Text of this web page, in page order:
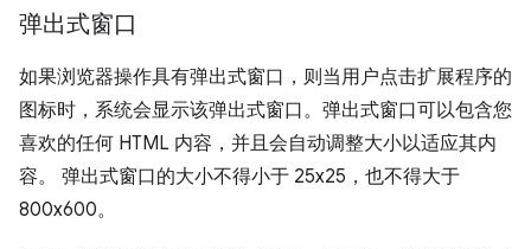
弹出式窗口
如果浏览器操作具有弹出式窗口，则当用户点击扩展程序的
图标时，系统会显示该弹出式窗口。弹出式窗口可以包含您
喜欢的任何 HTML 内容，并且会自动调整大小以适应其内
容。 弹出式窗口的大小不得小于 25x25，也不得大于
800x600。